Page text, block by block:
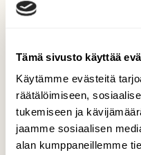
Tämä sivusto käyttää
Käytämme evästeitä
räätälöimiseen,
tukemiseen ja
jaamme sosiaalisen
alan kumppaneillemme